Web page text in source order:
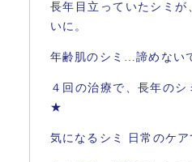
長年目立っていたシミ
いに。
年齢肌のシミ…諦めない
４回の治療で、長年の
★
気になるシミ 日常のケア